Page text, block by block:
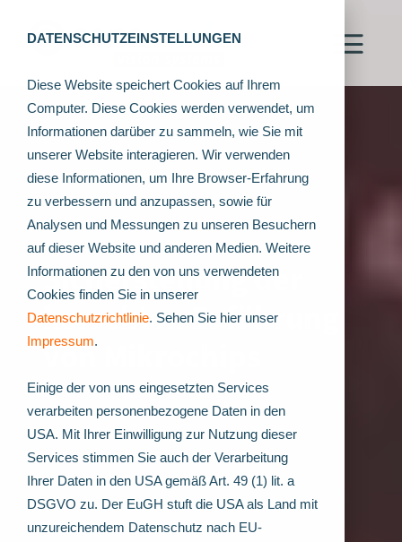
DATENSCHUTZEINSTELLUNGEN
Diese Website speichert Cookies auf Ihrem
Computer. Diese Cookies werden verwendet, um
Informationen darüber zu sammeln, wie Sie mit
unserer Website interagieren. Wir verwenden
diese Informationen, um Ihre Browser-Erfahrung
zu verbessern und anzupassen, sowie für
Analysen und Messungen zu unseren Besuchern
auf dieser Website und anderen Medien. Weitere
Informationen zu den von uns verwendeten
Cookies finden Sie in unserer
Datenschutzrichtlinie. Sehen Sie hier unser
Impressum.
Einige der von uns eingesetzten Services
verarbeiten personenbezogene Daten in den
USA. Mit Ihrer Einwilligung zur Nutzung dieser
Services stimmen Sie auch der Verarbeitung
Ihrer Daten in den USA gemäß Art. 49 (1) lit. a
DSGVO zu. Der EuGH stuft die USA als Land mit
unzureichendem Datenschutz nach EU-
Sicherstellung der
korrekten Zuführung
von Mikrochips